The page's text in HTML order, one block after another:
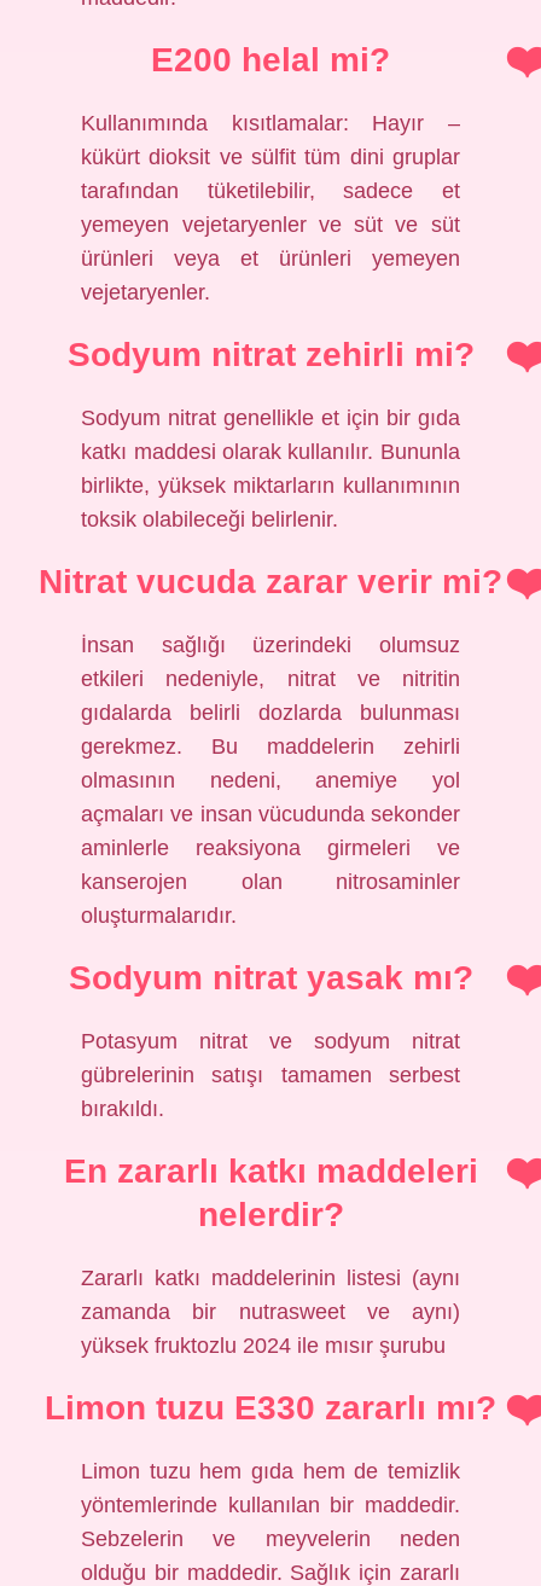
E200 helal mi?
Kullanımında kısıtlamalar: Hayır –
kükürt dioksit ve sülfit tüm dini gruplar
tarafından tüketilebilir, sadece et
yemeyen vejetaryenler ve süt ve süt
ürünleri veya et ürünleri yemeyen
vejetaryenler.
Sodyum nitrat zehirli mi?
Sodyum nitrat genellikle et için bir gıda
katkı maddesi olarak kullanılır. Bununla
birlikte, yüksek miktarların kullanımının
toksik olabileceği belirlenir.
Nitrat vucuda zarar verir mi?
İnsan sağlığı üzerindeki olumsuz
etkileri nedeniyle, nitrat ve nitritin
gıdalarda belirli dozlarda bulunması
gerekmez. Bu maddelerin zehirli
olmasının nedeni, anemiye yol
açmaları ve insan vücudunda sekonder
aminlerle reaksiyona girmeleri ve
kanserojen olan nitrosaminler
oluşturmalarıdır.
Sodyum nitrat yasak mı?
Potasyum nitrat ve sodyum nitrat
gübrelerinin satışı tamamen serbest
bırakıldı.
En zararlı katkı maddeleri
nelerdir?
Zararlı katkı maddelerinin listesi (aynı
zamanda bir nutrasweet ve aynı)
yüksek fruktozlu 2024 ile mısır şurubu
Limon tuzu E330 zararlı mı?
Limon tuzu hem gıda hem de temizlik
yöntemlerinde kullanılan bir maddedir.
Sebzelerin ve meyvelerin neden
olduğu bir maddedir. Sağlık için zararlı